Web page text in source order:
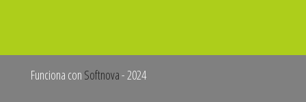
Funciona con Softnova- 2024